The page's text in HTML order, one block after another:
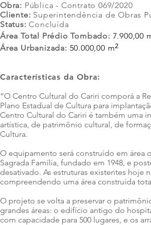
Obra: Pública - Contrato 069/2020
Cliente: Superintendência de Obras
Status: Concluída
Área Total Prédio Tombado: 7.900,00
Área Urbanizada: 50.000,00 m²
Características da Obra:
“O Centro Cultural do Cariri comporá a
Plano Estadual de Cultura para
Centro Cultural do Cariri é também uma
artística, de patrimônio cultural, de
Cultura.
O equipamento será construído em área
Sagrada Família, fundado em 1948, e
desativado. As estruturas existentes hoje
compreendendo uma área construída
O projeto se volta a preservar o
grandes áreas: o edifício antigo do
com capacidade para 500 lugares, e os